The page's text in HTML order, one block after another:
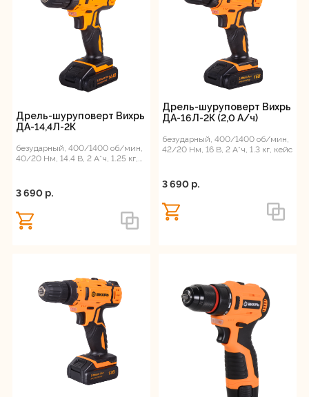
Дрель-шуруповерт Вихрь
ДА-14,4Л-2К
безударный, 400/1400 об/мин,
40/20 Нм, 14.4 В, 2 А*ч, 1.25 кг,
3 690 p.
Дрель-шуруповерт Вихрь
ДА-16Л-2К (2,0 А/ч)
безударный, 400/1400 об/мин,
42/20 Нм, 16 В, 2 А*ч, 1.3 кг, кейс
3 690 p.